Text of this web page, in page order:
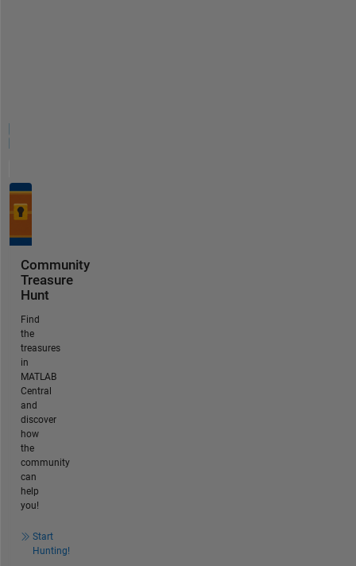
Community
Treasure
Hunt
Find
the
treasures
in
MATLAB
Central
and
discover
how
the
community
can
help
you!
Start
Hunting!